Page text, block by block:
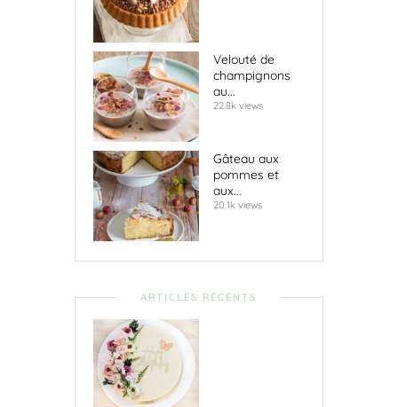
Velouté de
champignons
au...
22.8k views
Gâteau aux
pommes et
aux...
20.1k views
ARTICLES RÉCENTS